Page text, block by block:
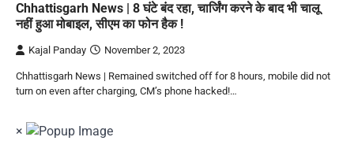
Chhattisgarh News | 8 घंटे बंद रहा, चार्जिंग करने के बाद भी चालू
नहीं हुआ मोबाइल, सीएम का फोन हैक !
Kajal Panday November 2, 2023
Chhattisgarh News | Remained switched off for 8 hours, mobile did not
turn on even after charging, CM’s phone hacked!…
×